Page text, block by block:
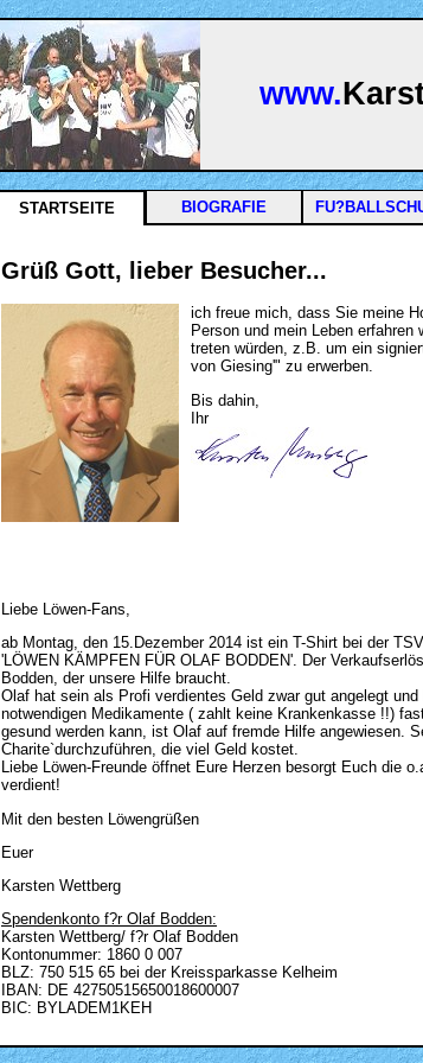
www.
STARTSEITE BIOGRAFIE
Grüß Gott, lieber Besucher...
ich freue mich, dass Sie meine
Person und mein Leben
treten würden, z.B. um ein
von Giesing'" zu erwerben.
Bis dahin,
Ihr
Liebe Löwen-Fans,
ab Montag, den 15.Dezember 2014 ist ein T-Shirt bei der
'LÖWEN KÄMPFEN FÜR OLAF BODDEN'. Der
Bodden, der unsere Hilfe braucht.
Olaf hat sein als Profi verdientes Geld zwar gut angelegt
notwendigen Medikamente ( zahlt keine Krankenkasse !!)
gesund werden kann, ist Olaf auf fremde Hilfe angewiesen.
Charite`durchzuführen, die viel Geld kostet.
Liebe Löwen-Freunde öffnet Eure Herzen besorgt Euch die
verdient!
Mit den besten Löwengrüßen
Euer
Karsten Wettberg
Spendenkonto f?r Olaf Bodden:
Karsten Wettberg/ f?r Olaf Bodden
Kontonummer: 1860 0 007
BLZ: 750 515 65 bei der Kreissparkasse Kelheim
IBAN: DE 42750515650018600007
BIC: BYLADEM1KEH